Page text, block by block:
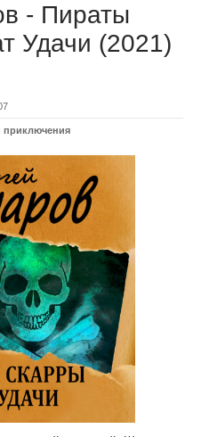
- Пираты
Удачи (2021)
приключения